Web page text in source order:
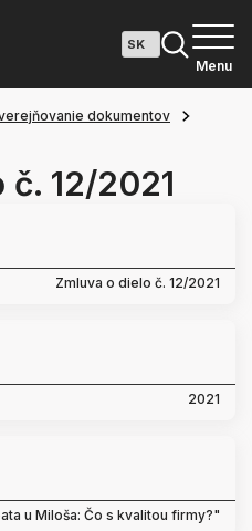
Menu
dokumentov
12/2021
Zmluva o dielo č. 12/2021
2021
u Miloša: Čo s kvalitou firmy?"